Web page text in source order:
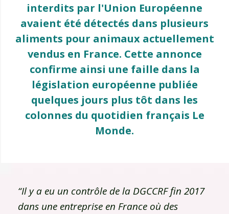
interdits par l'Union Européenne
avaient été détectés dans plusieurs
aliments pour animaux actuellement
vendus en France. Cette annonce
confirme ainsi une faille dans la
législation européenne publiée
quelques jours plus tôt dans les
colonnes du quotidien français Le
Monde.
“Il y a eu un contrôle de la DGCCRF fin 2017
dans une entreprise en France où des